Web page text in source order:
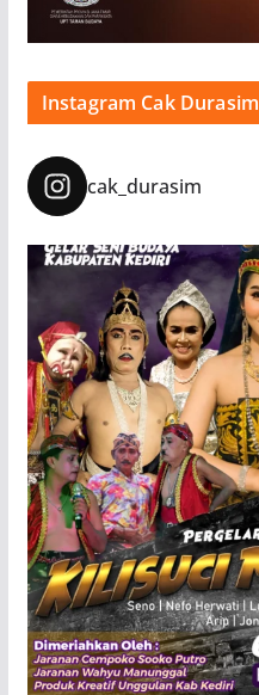
Instagram Cak Durasim
cak_durasim